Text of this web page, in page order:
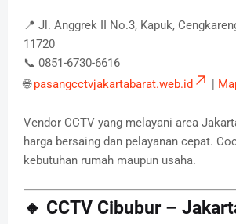
📍 Jl. Anggrek II No.3, Kapuk,
11720
📞 0851-6730-6616
🌐pasangcctvjakartabarat.web.id |
Vendor CCTV yang melayani area
harga bersaing dan pelayanan cepat.
kebutuhan rumah maupun usaha.
🔸 CCTV Cibubur –